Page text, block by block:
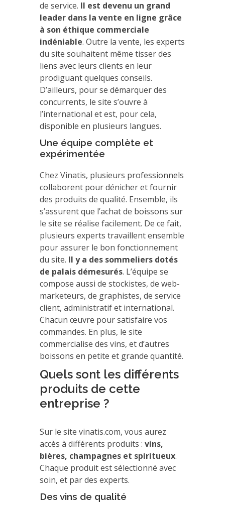
de service. Il est devenu un grand
leader dans la vente en ligne grâce
à son éthique commerciale
indéniable. Outre la vente, les experts
du site souhaitent même tisser des
liens avec leurs clients en leur
prodiguant quelques conseils.
D’ailleurs, pour se démarquer des
concurrents, le site s’ouvre à
l’international et est, pour cela,
disponible en plusieurs langues.
Une équipe complète et
expérimentée
Chez Vinatis, plusieurs professionnels
collaborent pour dénicher et fournir
des produits de qualité. Ensemble, ils
s’assurent que l’achat de boissons sur
le site se réalise facilement. De ce fait,
plusieurs experts travaillent ensemble
pour assurer le bon fonctionnement
du site. Il y a des sommeliers dotés
de palais démesurés. L’équipe se
compose aussi de stockistes, de web-
marketeurs, de graphistes, de service
client, administratif et international.
Chacun œuvre pour satisfaire vos
commandes. En plus, le site
commercialise des vins, et d’autres
boissons en petite et grande quantité.
Quels sont les différents
produits de cette
entreprise ?
Sur le site vinatis.com, vous aurez
accès à différents produits : vins,
bières, champagnes et spiritueux.
Chaque produit est sélectionné avec
soin, et par des experts.
Des vins de qualité